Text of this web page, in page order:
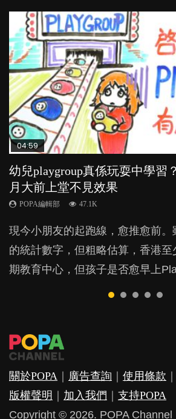
04:59
幼兒playgroup真係玩耍中學習
月大前上堂不見效果
POPA編輯部 47.1K
現今小朋友的起跑線，愈推愈前
的統計數字，但粗略估算，香港
期教育中心，但孩子是否愈早上
03:39
幼稚園遊戲課 如何刺激幼兒自
與懲罰？
POPA編輯部 33.1K
由美國學者所創的 tools of the
戲方式學習，學術能力和自制能
友優勝，到底這課程有何特別之處
03:02
老公患產後憂鬱症對BB的影響
POPA編輯部 15.9K
鬱，影響日常生活，嚴重的甚至會
朋友的念頭。但為何爸爸患上產後
覺？...
04:06
全職好？在職好？｜全職媽媽
力與價值
POPA編輯部 25.8K
許多媽媽心底可能都有一刻掙扎
是在職好。雖說每個家庭都有自
因素，但原來全職和在職媽媽所養
03:41
BB口腔期乜都放入口，父母該
POPA編輯部 25.5K
成吮手指的習慣，大個就很難戒，
他們放東西入口，隨時會影響孩
關於POPA ｜ 廣告查詢 ｜ 使用條款 ｜
版權聲明 ｜ 加入我們 ｜ 支持POPA
Copyright © 2026. POPA Channel